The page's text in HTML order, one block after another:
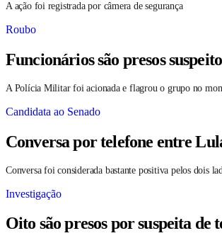
A ação foi registrada por câmera de segurança
Roubo
Funcionários são presos
A Polícia Militar foi acionada e flagrou o grupo no
Candidata ao Senado
Conversa por telefone entre
Conversa foi considerada bastante positiva pelos dois
Investigação
Oito são presos por suspeita